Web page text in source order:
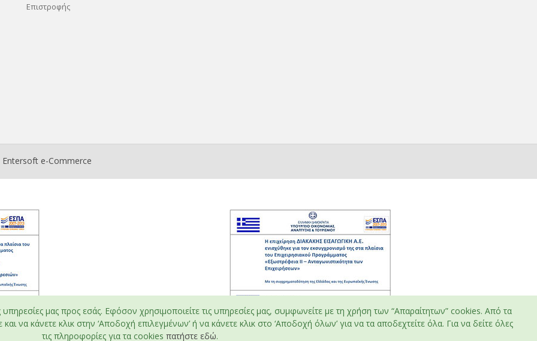
Επιστροφής
Entersoft e-Commerce
μας προς εσάς. Εφόσον χρησιμοποιείτε τις υπηρεσίες μας, συμφωνείτε με τη χρήση των “Απαραίτητων” cookies. Από τα
να κάνετε κλικ στην ‘Αποδοχή επιλεγμένων’ ή να κάνετε κλικ στο ‘Αποδοχή όλων’ για να τα αποδεχτείτε όλα. Για να δείτε όλες
τις πληροφορίες για τα cookies πατήστε εδώ.